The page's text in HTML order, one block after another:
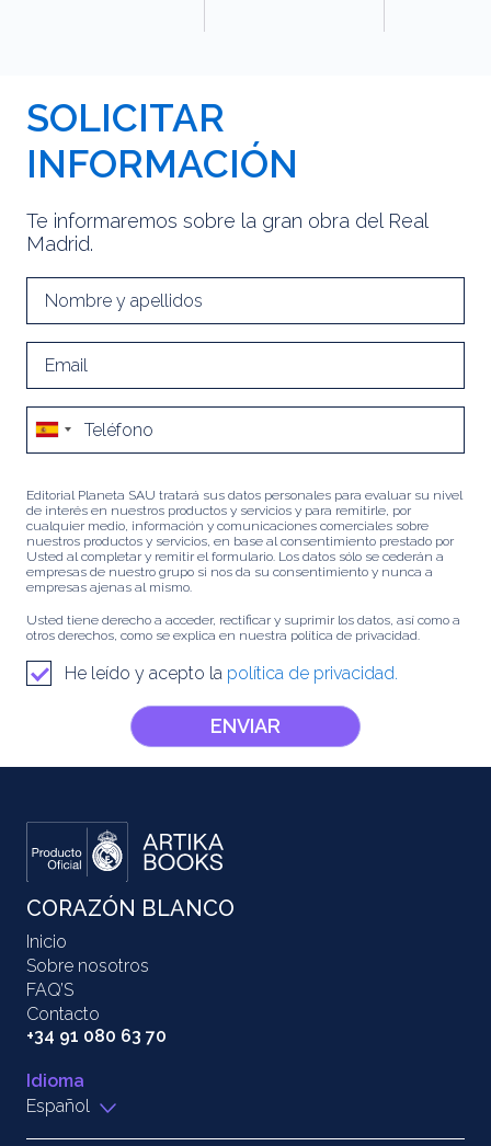
SOLICITAR
INFORMACIÓN
Te informaremos sobre la gran obra del Real
Madrid.
Editorial Planeta SAU tratará sus datos personales para evaluar su nivel
de interés en nuestros productos y servicios y para remitirle, por
cualquier medio, información y comunicaciones comerciales sobre
nuestros productos y servicios, en base al consentimiento prestado por
Usted al completar y remitir el formulario. Los datos sólo se cederán a
empresas de nuestro grupo si nos da su consentimiento y nunca a
empresas ajenas al mismo.
Usted tiene derecho a acceder, rectificar y suprimir los datos, así como a
otros derechos, como se explica en nuestra política de privacidad.
He leído y acepto la política de privacidad.
ENVIAR
CORAZÓN BLANCO
Inicio
Sobre nosotros
FAQ’S
Contacto
+34 91 080 63 70
Idioma
Español